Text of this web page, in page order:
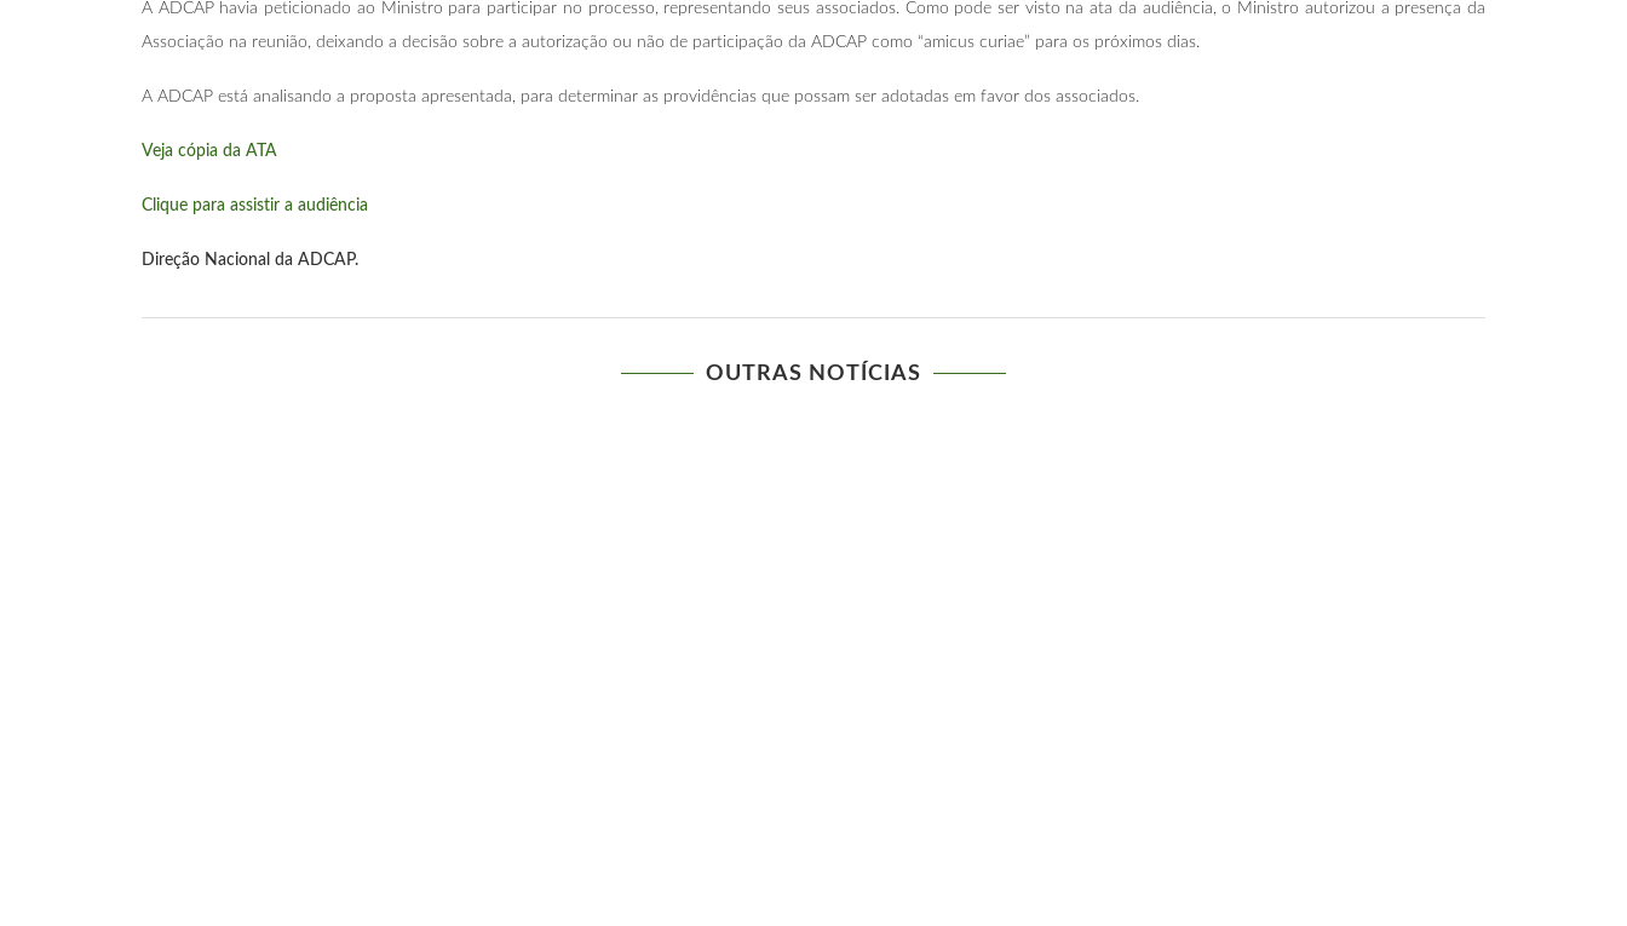
A ADCAP havia peticionado ao Ministro para participar no processo, representando seus associados. Como pode ser visto na ata da audiência, o Ministro autorizou a presença da
Associação na reunião, deixando a decisão sobre a autorização ou não de participação da ADCAP como “amicus curiae” para os próximos dias.
A ADCAP está analisando a proposta apresentada, para determinar as providências que possam ser adotadas em favor dos associados.
Veja cópia da ATA
Clique para assistir a audiência
Direção Nacional da ADCAP.
OUTRAS NOTÍCIAS